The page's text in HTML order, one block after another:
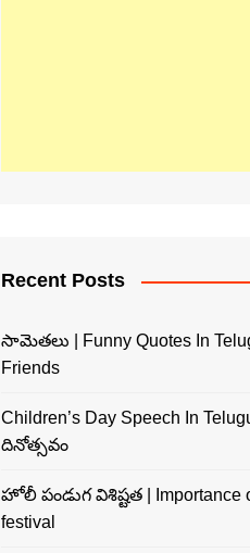
Recent Posts
సామెతలు | Funny Quotes In
Friends
Children’s Day Speech In
దినోత్సవం
హోలీ పండుగ విశిష్టత | Importance
festival